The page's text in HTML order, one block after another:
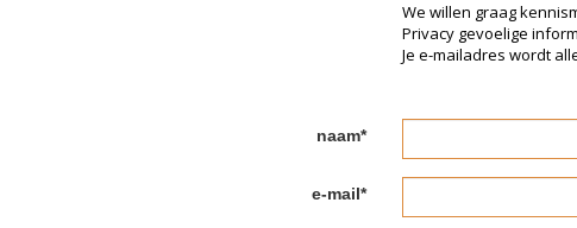
We willen graag
Privacy gevoelige
Je e-mailadres wordt
naam*
e-mail*